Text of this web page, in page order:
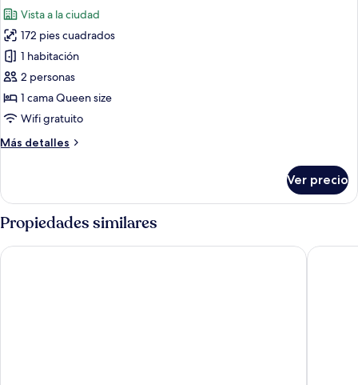
las
fotos
de
Habitación
doble
clásica
Vista a la ciudad
172 pies cuadrados
1 habitación
2 personas
1 cama Queen size
Wifi gratuito
Más detalles
Más
doble
clásica
Ver precio
Propiedades similares
Suite del Ponte Normanno Al